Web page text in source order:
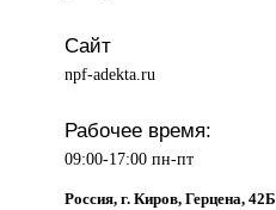
Сайт
npf-adekta.ru
Рабочее время:
09:00-17:00 пн-пт
Россия, г. Киров, Герцена, 42Б